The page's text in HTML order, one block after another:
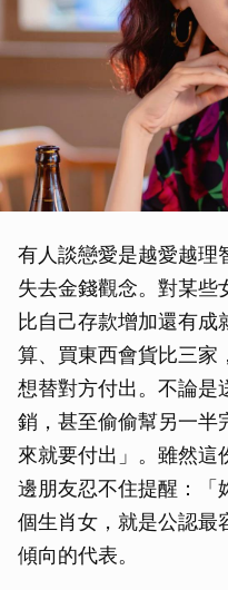
有人談戀愛是越愛越理
失去金錢觀念。對某些
比自己存款增加還有成
算、買東西會貨比三家
想替對方付出。不論是
銷，甚至偷偷幫另一半
來就要付出」。雖然這
邊朋友忍不住提醒：「
個生肖女，就是公認最
傾向的代表。